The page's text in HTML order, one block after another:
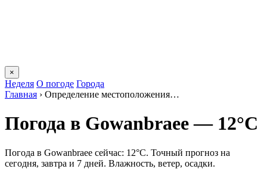
×
Неделя О погоде Города
Главная › Определение местоположения…
Погода в Gowanbraeе — 12°C
Погода в Gowanbraeе сейчас: 12°C. Точный прогноз на
сегодня, завтра и 7 дней. Влажность, ветер, осадки.